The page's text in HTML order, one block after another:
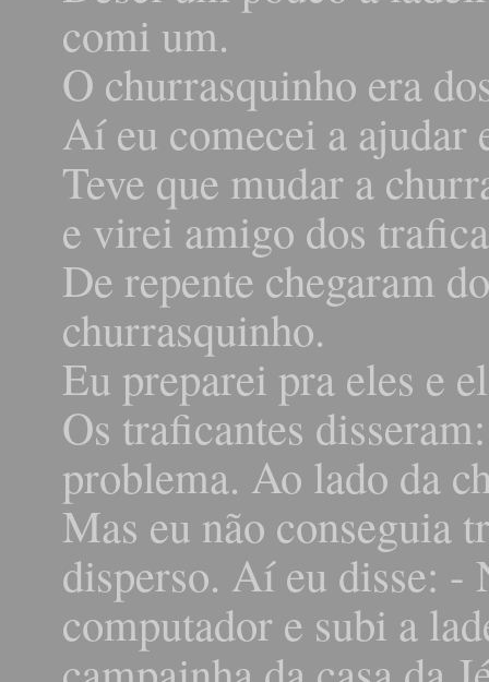
comi um.
O churrasquinho era
Aí eu comecei a ajudar
Teve que mudar a
e virei amigo dos
De repente chegaram
churrasquinho.
Eu preparei pra eles e
Os traficantes
problema. Ao lado da
Mas eu não conseguia
disperso. Aí eu disse: -
computador e subi a